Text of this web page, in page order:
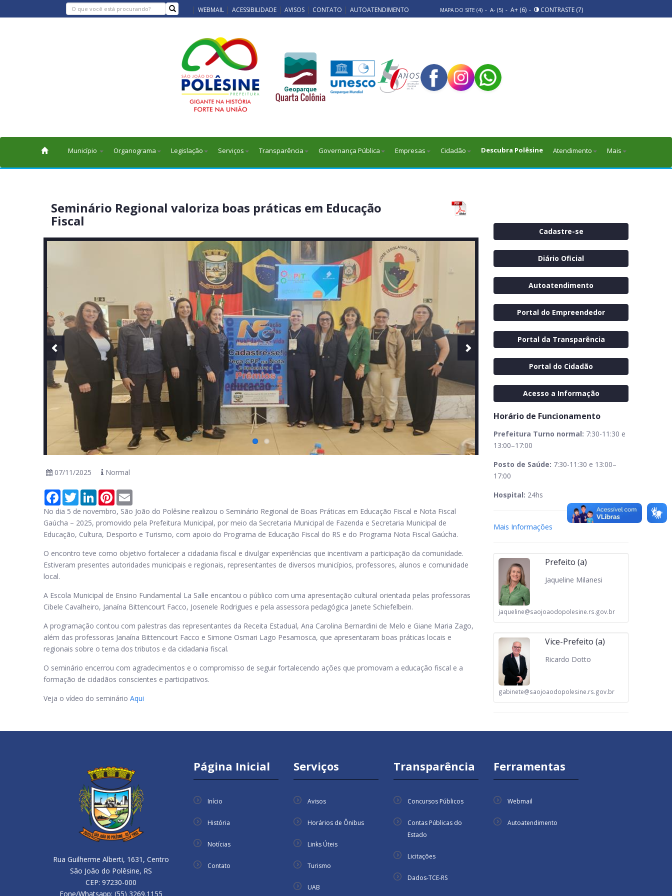
WEBMAIL ACESSIBILIDADE AVISOS CONTATO AUTOATENDIMENTO MAPA DO SITE (4) - A- (5) - A+ (6) - CONTRASTE (7)
Município Organograma Legislação Serviços Transparência Governança Pública Empresas Cidadão Descubra Polêsine Atendimento Mais
Seminário Regional valoriza boas práticas em Educação
Fiscal
07/11/2025 Normal
Facebook
TwitterLinkedInPinterest
No dia 5 de novembro, São João do Polêsine realizou o Seminário Regional de Boas Práticas em Educação Fiscal e Nota Fiscal
Gaúcha – 2025, promovido pela Prefeitura Municipal, por meio da Secretaria Municipal de Fazenda e Secretaria Municipal de
Educação, Cultura, Desporto e Turismo, com apoio do Programa de Educação Fiscal do RS e do Programa Nota Fiscal Gaúcha.
O encontro teve como objetivo fortalecer a cidadania fiscal e divulgar experiências que incentivam a participação da comunidade.
Estiveram presentes autoridades municipais e regionais, representantes de diversos municípios, professores, alunos e comunidade
local.
A Escola Municipal de Ensino Fundamental La Salle encantou o público com uma apresentação cultural orientada pelas professoras
Cibele Cavalheiro, Janaína Bittencourt Facco, Josenele Rodrigues e pela assessora pedagógica Janete Schiefelbein.
A programação contou com palestras das representantes da Receita Estadual, Ana Carolina Bernardini de Melo e Giane Maria Zago,
além das professoras Janaína Bittencourt Facco e Simone Osmari Lago Pesamosca, que apresentaram boas práticas locais e
regionais sobre o tema dos tributos e da cidadania fiscal.
O seminário encerrou com agradecimentos e o compromisso de seguir fortalecendo ações que promovam a educação fiscal e a
formação de cidadãos conscientes e participativos.
Veja o vídeo do seminário Aqui
Cadastre-se
Diário Oficial
Autoatendimento
Portal do Empreendedor
Portal da Transparência
Portal do Cidadão
Acesso a Informação
Horário de Funcionamento
Prefeitura Turno normal: 7:30-11:30 e
13:00–17:00
Posto de Saúde: 7:30-11:30 e 13:00–
17:00
Hospital: 24hs
Mais Informações
Prefeito (a)
Jaqueline Milanesi
jaqueline@saojoaodopolesine.rs.gov.br
Vice-Prefeito (a)
Ricardo Dotto
gabinete@saojoaodopolesine.rs.gov.br
Rua Guilherme Alberti, 1631, Centro
São João do Polêsine, RS
CEP: 97230-000
Fone/Whatsapp: (55) 3269.1155
Página Inicial
Início
História
Notícias
Contato
Serviços
Avisos
Horários de Ônibus
Links Úteis
Turismo
UAB
Transparência
Concursos Públicos
Contas Públicas do
Estado
Licitações
Dados-TCE-RS
Ferramentas
Webmail
Autoatendimento